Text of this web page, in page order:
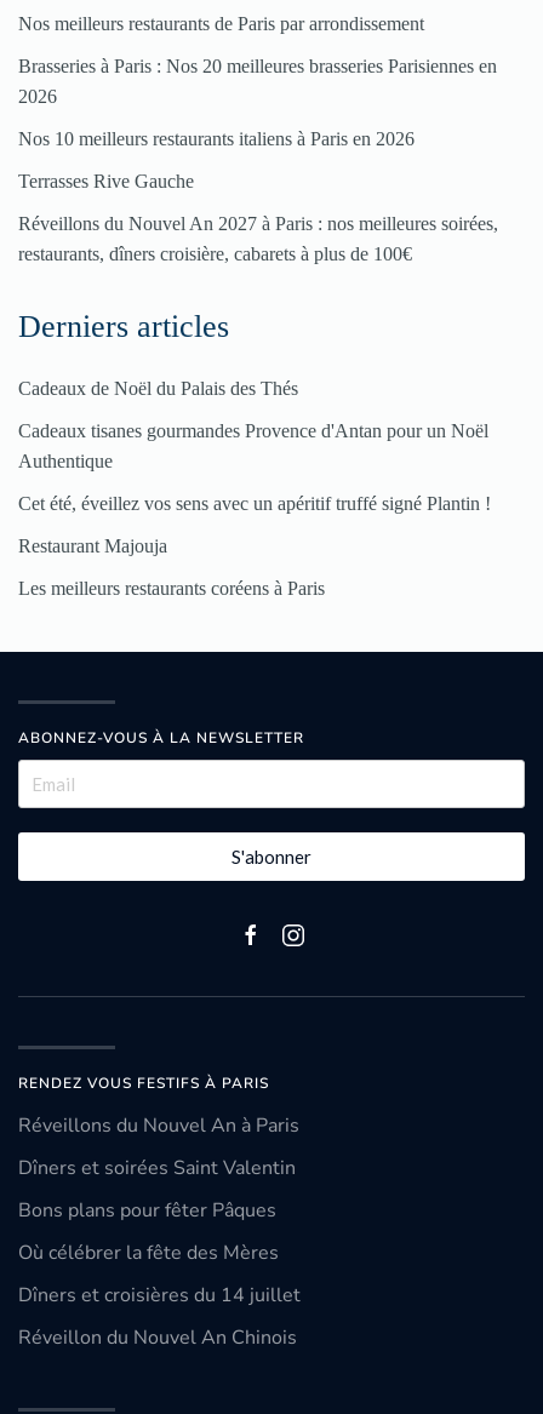
Nos meilleurs restaurants de Paris par arrondissement
Brasseries à Paris : Nos 20 meilleures brasseries Parisiennes en
2026
Nos 10 meilleurs restaurants italiens à Paris en 2026
Terrasses Rive Gauche
Réveillons du Nouvel An 2027 à Paris : nos meilleures soirées,
restaurants, dîners croisière, cabarets à plus de 100€
Derniers articles
Cadeaux de Noël du Palais des Thés
Cadeaux tisanes gourmandes Provence d'Antan pour un Noël
Authentique
Cet été, éveillez vos sens avec un apéritif truffé signé Plantin !
Restaurant Majouja
Les meilleurs restaurants coréens à Paris
ABONNEZ-VOUS À LA NEWSLETTER
S'abonner
RENDEZ VOUS FESTIFS À PARIS
Réveillons du Nouvel An à Paris
Dîners et soirées Saint Valentin
Bons plans pour fêter Pâques
Où célébrer la fête des Mères
Dîners et croisières du 14 juillet
Réveillon du Nouvel An Chinois